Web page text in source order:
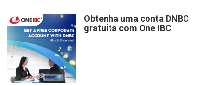
Obtenha uma conta DNBC
gratuita com One IBC